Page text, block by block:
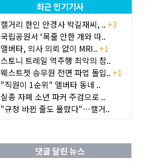
최근 인기기사
캘거리 한인 안경사 박길재씨, .. +3
국립공원서 ‘목줄 안한 개와 따..
앨버타, 의사 의뢰 없이 MRI.. +1
스토니 트레일 역주행 최악의 참..
웨스트젯 승무원 전면 파업 돌입.. +1
"직원이 1순위" 앨버타 동네 ..
실종 자폐 소년 파커 주검으로 ..
"규정 바뀐 줄도 몰랐다"…캘거..
댓글 달린 뉴스